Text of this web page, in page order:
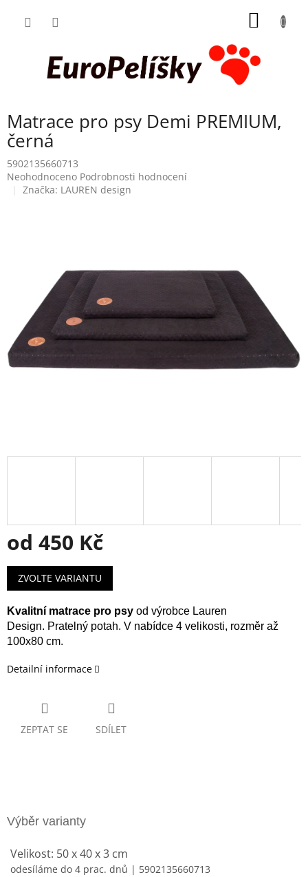
Matrace pro psy Demi PREMIUM,
černá
5902135660713
Průměrné
hodnocení
Neohodnoceno Podrobnosti hodnocení
Značka: LAUREN design
od 450 Kč
Měrná
cena:
ZVOLTE VARIANTU
Kvalitní matrace pro psy od výrobce Lauren
Design. Pratelný potah. V nabídce 4 velikosti, rozměr až
100x80 cm.
Detailní informace
ZEPTAT SE SDÍLET
Velikost: 50 x 40 x 3 cm
odesíláme do 4 prac. dnů | 5902135660713